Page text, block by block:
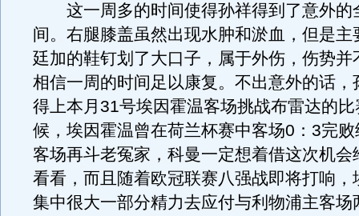
这一周多的时间使得孙祥得到了意外的
间。右腿膝盖虽然出现水肿和淤血，但是主
廷加的鞋钉划了大口子，属于外伤，伤势并
相信一周的时间足以康复。不出意外的话，
得上本月31号埃因霍温客场挑战布雷达的
候，埃因霍温曾在荷兰杯赛中客场0：3完
客场再斗老冤家，科曼一定想着借这次机会
看看，而且随着欧冠联赛八强战即将打响，
集中很大一部分精力去应付与利物浦主客场